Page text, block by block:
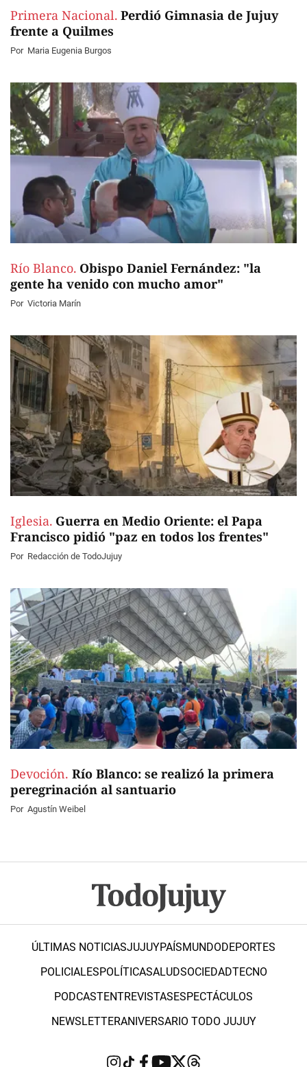
Primera Nacional. Perdió Gimnasia de Jujuy
frente a Quilmes
Por Maria Eugenia Burgos
Río Blanco. Obispo Daniel Fernández: "la
gente ha venido con mucho amor"
Por Victoria Marín
Iglesia. Guerra en Medio Oriente: el Papa
Francisco pidió "paz en todos los frentes"
Por Redacción de TodoJujuy
Devoción. Río Blanco: se realizó la primera
peregrinación al santuario
Por Agustín Weibel
ÚLTIMAS NOTICIASJUJUYPAÍSMUNDODEPORTES
POLICIALESPOLÍTICASALUDSOCIEDADTECNO
PODCASTENTREVISTASESPECTÁCULOS
NEWSLETTERANIVERSARIO TODO JUJUY